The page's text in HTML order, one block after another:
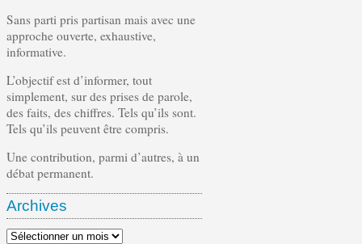
Sans parti pris partisan mais avec une
approche ouverte, exhaustive,
informative.
L’objectif est d’informer, tout
simplement, sur des prises de parole,
des faits, des chiffres. Tels qu’ils sont.
Tels qu’ils peuvent être compris.
Une contribution, parmi d’autres, à un
débat permanent.
Archives
Archives